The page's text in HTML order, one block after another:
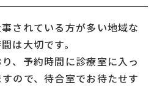
されている方が多い地域な
は大切です。
、予約時間に診療室に入っ
ので、待合室でお待たせす